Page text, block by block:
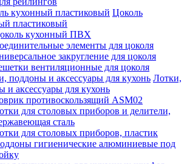
Цоколь
пластиковый
кухонный ПВХ
элементы для цоколя
закругление для цоколя
вентиляционные для цоколя
Лотки,
и аксессуары для кухонь
противоскользящий ASM02
для столовых приборов и делители,
сталь
для столовых приборов, пластик
гигиенические алюминиевые под